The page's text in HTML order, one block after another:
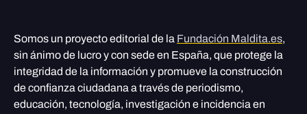
Somos un proyecto editorial de la Fundación Maldita.es,
sin ánimo de lucro y con sede en España, que protege la
integridad de la información y promueve la construcción
de confianza ciudadana a través de periodismo,
educación, tecnología, investigación e incidencia en